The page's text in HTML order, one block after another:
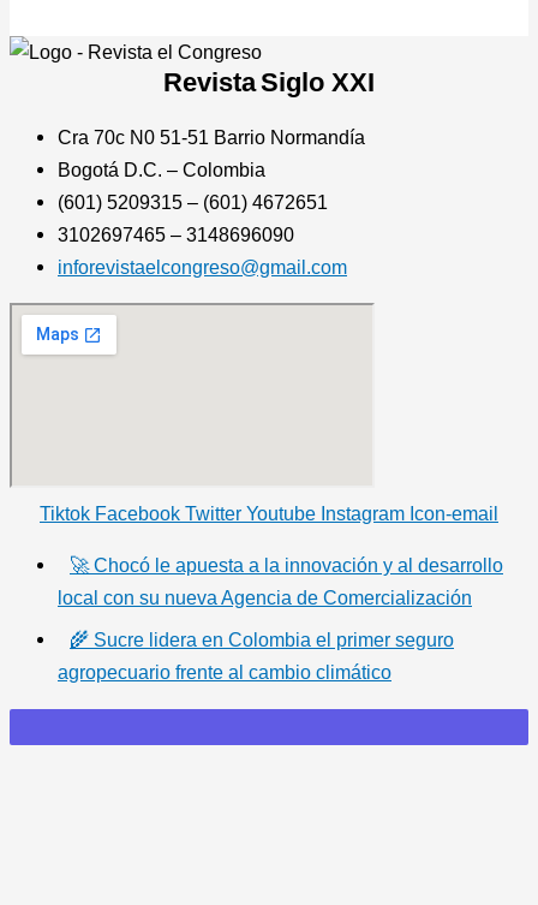
RevistaSiglo XXI
Cra 70c N0 51-51 Barrio Normandía
Bogotá D.C. – Colombia
(601) 5209315 – (601) 4672651
3102697465 – 3148696090
inforevistaelcongreso@gmail.com
Tiktok Facebook Twitter Youtube Instagram Icon-email
🚀 Chocó le apuesta a la innovación y al desarrollo
local con su nueva Agencia de Comercialización
🌾 Sucre lidera en Colombia el primer seguro
agropecuario frente al cambio climático